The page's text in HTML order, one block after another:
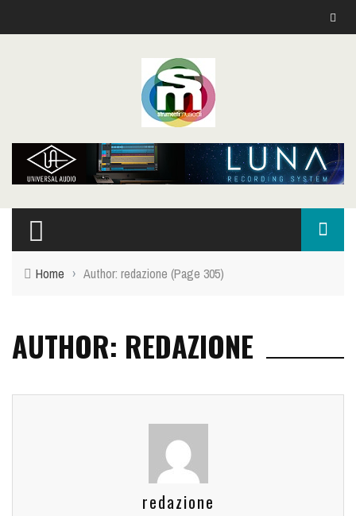
Home › Author: redazione (Page 305)
AUTHOR: REDAZIONE
redazione